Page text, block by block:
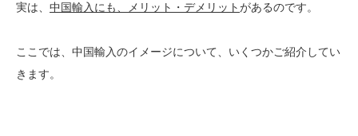
実は、 中国輸入にも、メリット・デメリットがあるのです。
ここでは、中国輸入のイメージについて、いくつかご紹介してい
きます。